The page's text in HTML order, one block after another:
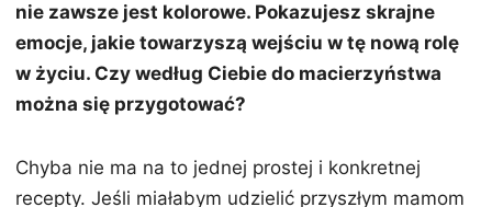
nie zawsze jest kolorowe. Pokazujesz skrajne
emocje, jakie towarzyszą wejściu w tę nową rolę
w życiu. Czy według Ciebie do macierzyństwa
można się przygotować?
Chyba nie ma na to jednej prostej i konkretnej
recepty. Jeśli miałabym udzielić przyszłym mamom